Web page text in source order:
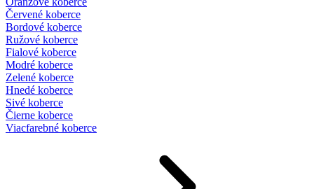
Červené koberce
Bordové koberce
Ružové koberce
Fialové koberce
Modré koberce
Zelené koberce
Hnedé koberce
Sivé koberce
Čierne koberce
Viacfarebné koberce